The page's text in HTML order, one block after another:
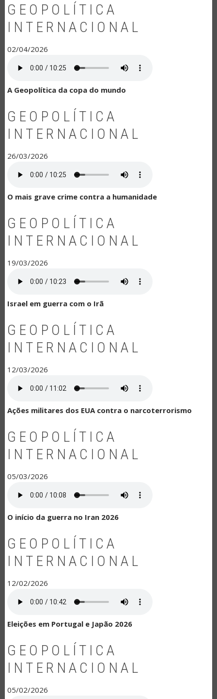
GEOPOLÍTICA
INTERNACIONAL
02/04/2026
A Geopolítica da copa do mundo
GEOPOLÍTICA
INTERNACIONAL
26/03/2026
O mais grave crime contra a humanidade
GEOPOLÍTICA
INTERNACIONAL
19/03/2026
Israel em guerra com o Irã
GEOPOLÍTICA
INTERNACIONAL
12/03/2026
Ações militares dos EUA contra o narcoterrorismo
GEOPOLÍTICA
INTERNACIONAL
05/03/2026
O início da guerra no Iran 2026
GEOPOLÍTICA
INTERNACIONAL
12/02/2026
Eleições em Portugal e Japão 2026
GEOPOLÍTICA
INTERNACIONAL
05/02/2026